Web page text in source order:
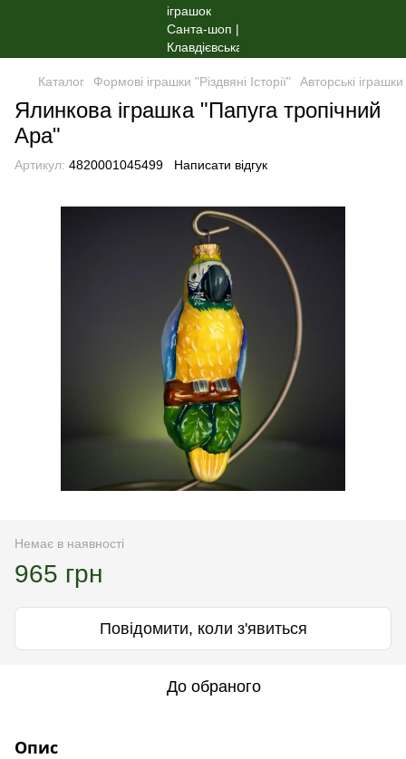
Каталог Формові іграшки "Різдвяні Історії" Авторські іграшки
Ялинкова іграшка "Папуга тропічний
Ара"
Артикул: 4820001045499 Написати відгук
Немає в наявності
965 грн
Повідомити, коли з'явиться
До обраного
Опис